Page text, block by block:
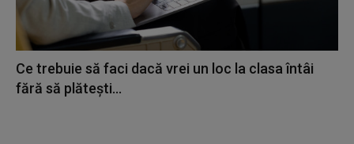
Ce trebuie să faci dacă vrei un loc la clasa întâi
fără să plătești...